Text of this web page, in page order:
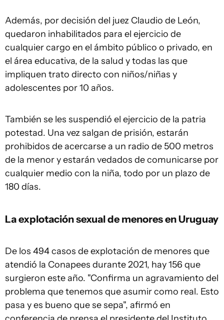
Además, por decisión del juez Claudio de León,
quedaron inhabilitados para el ejercicio de
cualquier cargo en el ámbito público o privado, en
el área educativa, de la salud y todas las que
impliquen trato directo con niños/niñas y
adolescentes por 10 años.
También se les suspendió el ejercicio de la patria
potestad. Una vez salgan de prisión, estarán
prohibidos de acercarse a un radio de 500 metros
de la menor y estarán vedados de comunicarse por
cualquier medio con la niña, todo por un plazo de
180 días.
La explotación sexual de menores en Uruguay
De los 494 casos de explotación de menores que
atendió la Conapees durante 2021, hay 156 que
surgieron este año. "Confirma un agravamiento del
problema que tenemos que asumir como real. Esto
pasa y es bueno que se sepa", afirmó en